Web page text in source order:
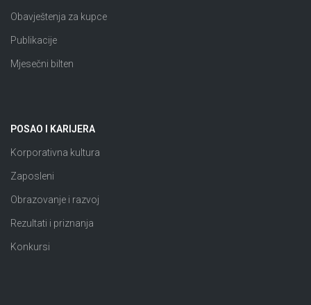
Obavještenja za kupce
Publikacije
Mjesečni bilten
POSAO I KARIJERA
Korporativna kultura
Zaposleni
Obrazovanje i razvoj
Rezultati i priznanja
Konkursi